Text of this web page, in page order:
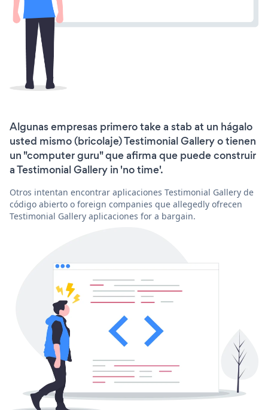
Algunas empresas primero take a stab at un hágalo
usted mismo (bricolaje) Testimonial Gallery o tienen
un "computer guru" que afirma que puede construir
a Testimonial Gallery in 'no time'.
Otros intentan encontrar aplicaciones Testimonial Gallery de
código abierto o foreign companies que allegedly ofrecen
Testimonial Gallery aplicaciones for a bargain.